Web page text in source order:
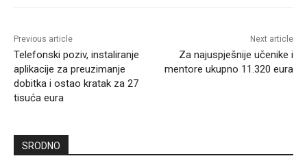
Previous article
Telefonski poziv, instaliranje
aplikacije za preuzimanje
dobitka i ostao kratak za 27
tisuća eura
Next article
Za najuspješnije učenike i
mentore ukupno 11.320 eura
SRODNO